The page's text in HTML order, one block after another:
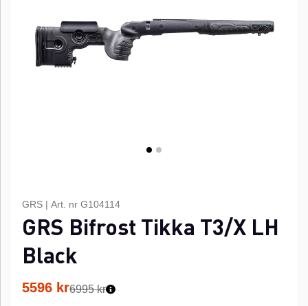
GRS | Art. nr G104114
GRS Bifrost Tikka T3/X LH
Black
5596 kr6995 kr